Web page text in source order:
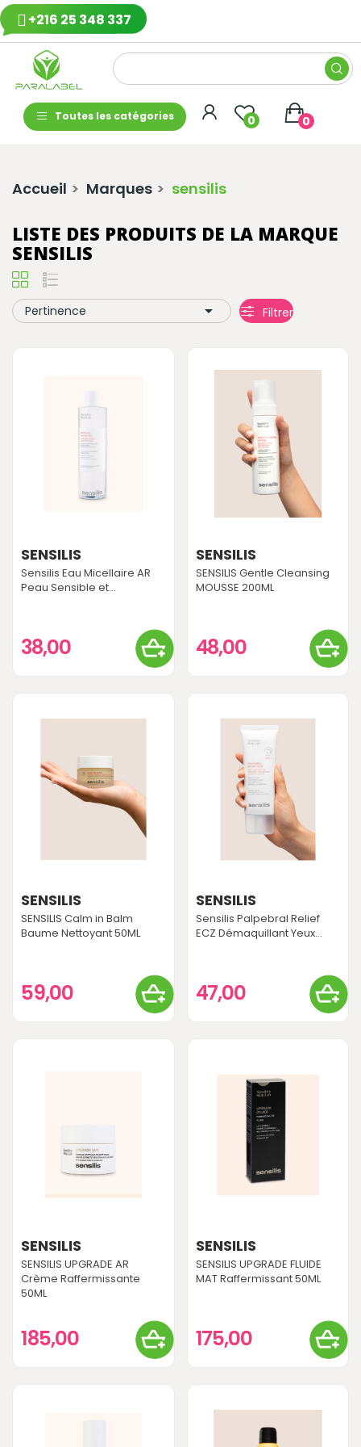
+216 25 348 337
Toutes les catégories 0 0
Accueil Marques sensilis
LISTE DES PRODUITS DE LA MARQUE
SENSILIS
Pertinence  Filtrer
SENSILIS
Sensilis Eau Micellaire AR
Peau Sensible et...
38,00
SENSILIS
SENSILIS Gentle Cleansing
MOUSSE 200ML
48,00
SENSILIS
SENSILIS Calm in Balm
Baume Nettoyant 50ML
59,00
SENSILIS
Sensilis Palpebral Relief
ECZ Démaquillant Yeux...
47,00
SENSILIS
SENSILIS UPGRADE AR
Crème Raffermissante
50ML
185,00
SENSILIS
SENSILIS UPGRADE FLUIDE
MAT Raffermissant 50ML
175,00